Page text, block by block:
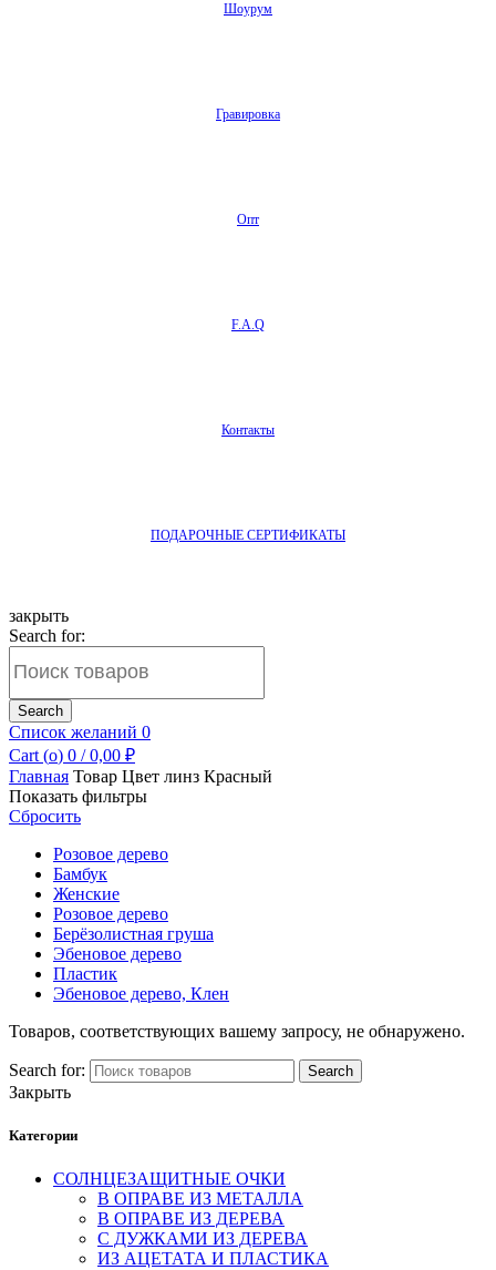
Шоурум
Гравировка
Опт
F.A.Q
Контакты
ПОДАРОЧНЫЕ СЕРТИФИКАТЫ
закрыть
Search for:
Search
Список желаний 0
Cart (o) 0 / 0,00 ₽
Главная Товар Цвет линз Красный
Показать фильтры
Сбросить
Розовое дерево
Бамбук
Женские
Розовое дерево
Берёзолистная груша
Эбеновое дерево
Пластик
Эбеновое дерево, Клен
Товаров, соответствующих вашему запросу, не обнаружено.
Search for: Search
Закрыть
Категории
СОЛНЦЕЗАЩИТНЫЕ ОЧКИ
В ОПРАВЕ ИЗ МЕТАЛЛА
В ОПРАВЕ ИЗ ДЕРЕВА
С ДУЖКАМИ ИЗ ДЕРЕВА
ИЗ АЦЕТАТА И ПЛАСТИКА